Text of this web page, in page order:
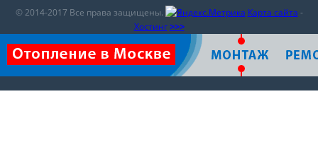
© 2014-2017 Все права защищены. Карта сайта -
Хостинг >>>